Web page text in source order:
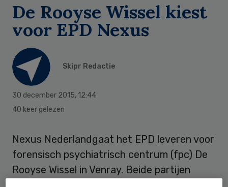
De Rooyse Wissel kiest
voor EPD Nexus
Skipr Redactie
30 december 2015, 12:44
40 keer gelezen
Nexus Nederlandgaat het EPD leveren voor
forensisch psychiatrisch centrum (fpc) De
Rooyse Wissel in Venray. Beide partijen